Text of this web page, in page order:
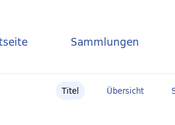
Sammlungen
Titel Übersicht